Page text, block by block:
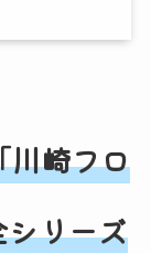
崎フロ
リーズ